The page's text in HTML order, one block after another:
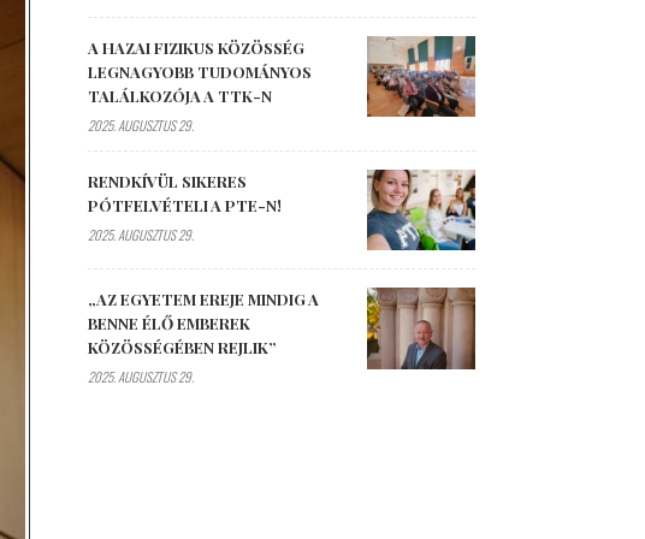
A HAZAI FIZIKUS KÖZÖSSÉG
LEGNAGYOBB TUDOMÁNYOS
TALÁLKOZÓJA A TTK-N
2025. AUGUSZTUS 29.
RENDKÍVÜL SIKERES
PÓTFELVÉTELI A PTE-N!
2025. AUGUSZTUS 29.
„AZ EGYETEM EREJE MINDIG A
BENNE ÉLŐ EMBEREK
KÖZÖSSÉGÉBEN REJLIK”
2025. AUGUSZTUS 29.